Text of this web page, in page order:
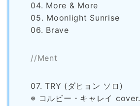
04. More & More
05. Moonlight Sunrise
06. Brave
//Ment
07. TRY (ダヒョン ソロ)
※ コルビー・キャレイ cover.